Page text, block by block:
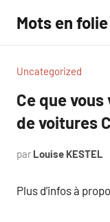
contenu
Mots en folie
Uncategorized
Ce que
de voitures
par Louise KESTEL
Plus d’infos à